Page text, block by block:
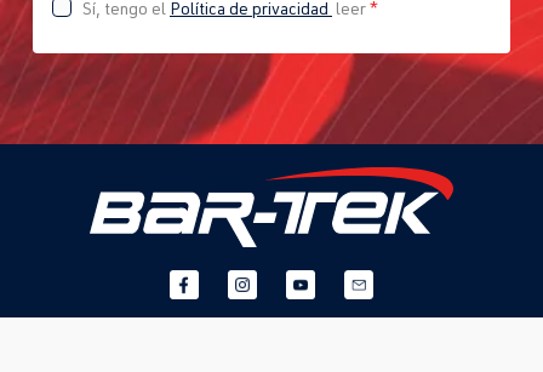
Sí, tengo el Política de privacidad leer*